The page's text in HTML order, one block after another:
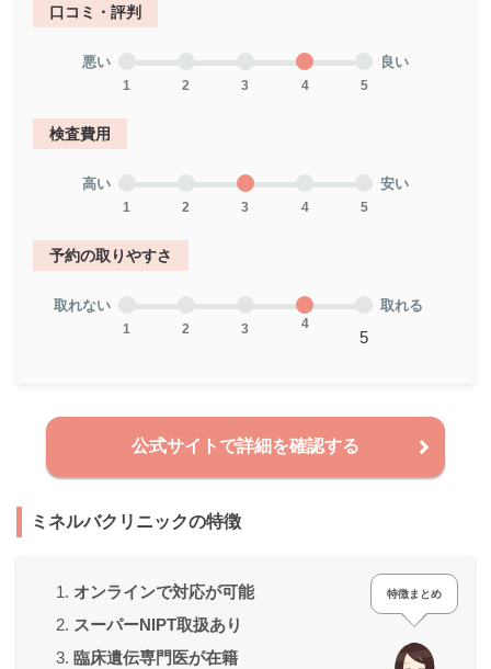
口コミ・評判
悪い
1 2 3 4 5
良い
検査費用
高い
1 2 3 4 5
安い
予約の取りやすさ
取れない
1 2 3 4
5
取れる
公式サイトで詳細を確認する
ミネルバクリニックの特徴
オンラインで対応が可能
スーパーNIPT取扱あり
臨床遺伝専門医が在籍
特徴まとめ